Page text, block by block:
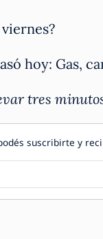
hoy: Gas,
tres
suscribirte y